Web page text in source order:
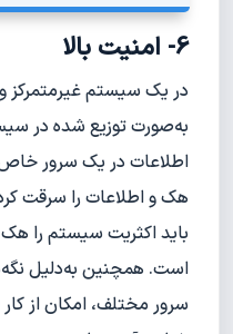
6- امنیت بالا
در یک سیستم غیرمتمرکز
به‌صورت توزیع شده در
اطلاعات در یک سرور خاص
هک و اطلاعات را سرقت
باید اکثریت سیستم را
است. همچنین به‌دلیل
سرور مختلف، امکان از